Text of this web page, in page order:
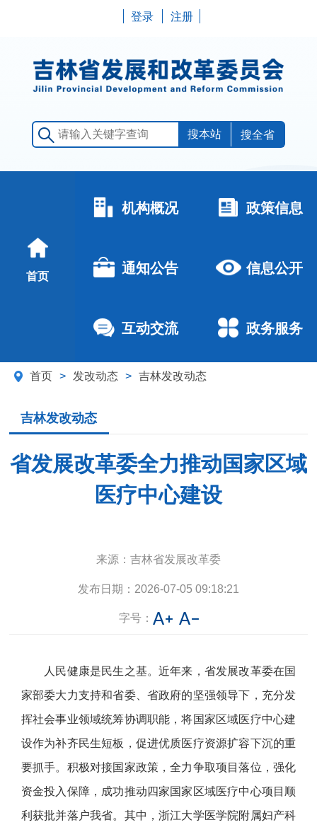
登录 注册
搜全省
首页
机构概况 政策信息
通知公告 信息公开
互动交流 政务服务
首页 > 发改动态 > 吉林发改动态
吉林发改动态
省发展改革委全力推动国家区域
医疗中心建设
来源： 吉林省发展改革委
发布日期： 2026-07-05 09:18:21
字号：
人民健康是民生之基。近年来，省发展改革委在国
家部委大力支持和省委、省政府的坚强领导下，充分发
挥社会事业领域统筹协调职能，将国家区域医疗中心建
设作为补齐民生短板，促进优质医疗资源扩容下沉的重
要抓手。积极对接国家政策，全力争取项目落位，强化
资金投入保障，成功推动四家国家区域医疗中心项目顺
利获批并落户我省。其中，浙江大学医学院附属妇产科